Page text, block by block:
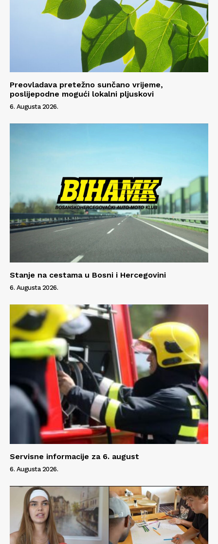
Preovladava pretežno sunčano vrijeme,
poslijepodne mogući lokalni pljuskovi
6. Augusta 2026.
Stanje na cestama u Bosni i Hercegovini
6. Augusta 2026.
Servisne informacije za 6. august
6. Augusta 2026.